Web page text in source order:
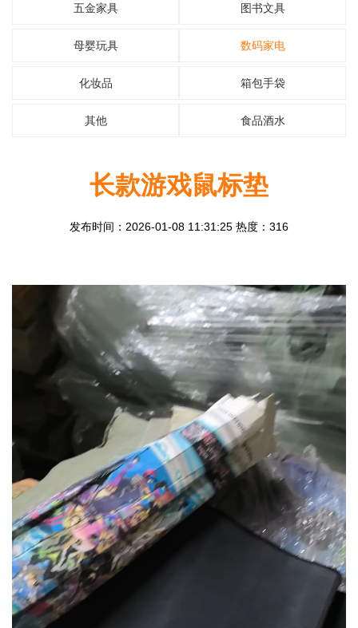
五金家具 图书文具
母婴玩具 数码家电
化妆品 箱包手袋
其他 食品酒水
长款游戏鼠标垫
发布时间：2026-01-08 11:31:25 热度：316